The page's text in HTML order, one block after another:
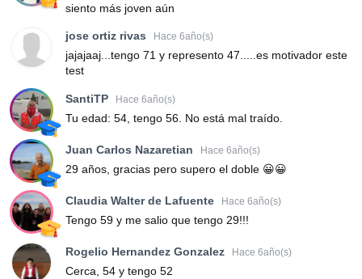
siento más joven aún
jose ortiz rivas Hace 6año(s)
jajajaaj...tengo 71 y represento 47.....es motivador este
test
SantiTP Hace 6año(s)
Tu edad: 54, tengo 56. No está mal traído.
Juan Carlos Nazaretian Hace 6año(s)
29 años, gracias pero supero el doble 😀😀
Claudia Walter de Lafuente Hace 6año(s)
Tengo 59 y me salio que tengo 29!!!
Rogelio Hernandez Gonzalez Hace 6año(s)
Cerca, 54 y tengo 52